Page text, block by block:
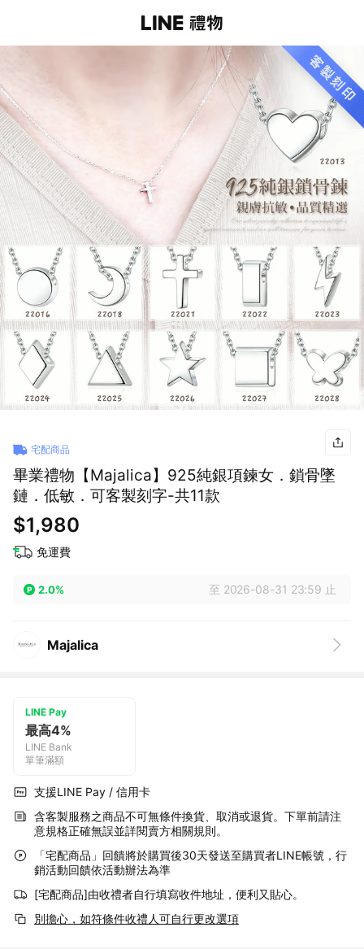
宅配商品
畢業禮物【Majalica】925純銀項鍊女．鎖骨墜
鏈．低敏．可客製刻字-共11款
$1,980
免運費
2.0% 至 2026-08-31 23:59 止
Majalica
LINE Pay
最高4%
LINE Bank
單筆滿額
支援LINE Pay / 信用卡
含客製服務之商品不可無條件換貨、取消或退貨。下單前請注
意規格正確無誤並詳閱賣方相關規則。
「宅配商品」回饋將於購買後30天發送至購買者LINE帳號，行
銷活動回饋依活動辦法為準
[宅配商品]由收禮者自行填寫收件地址，便利又貼心。
別擔心，如符條件收禮人可自行更改選項